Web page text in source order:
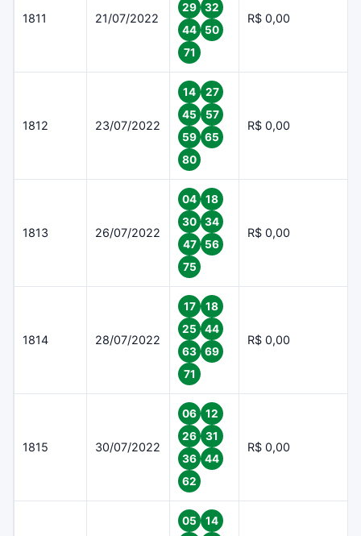
1811 21/07/2022
29
32
44
50
71
R$ 0,00
1812 23/07/2022
14
27
45
57
59
65
80
R$ 0,00
1813 26/07/2022
04
18
30
34
47
56
75
R$ 0,00
1814 28/07/2022
17
18
25
44
63
69
71
R$ 0,00
1815 30/07/2022
06
12
26
31
36
44
62
R$ 0,00
05
14